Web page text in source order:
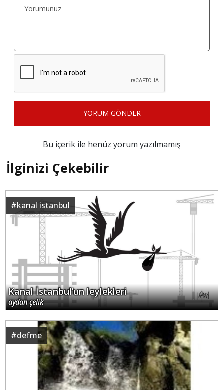
YORUM GÖNDER
Bu içerik ile henüz yorum yazılmamış
İlginizi Çekebilir
#kanal istanbul
Kanal İstanbul’un leylekleri
aydan çelik
#defme